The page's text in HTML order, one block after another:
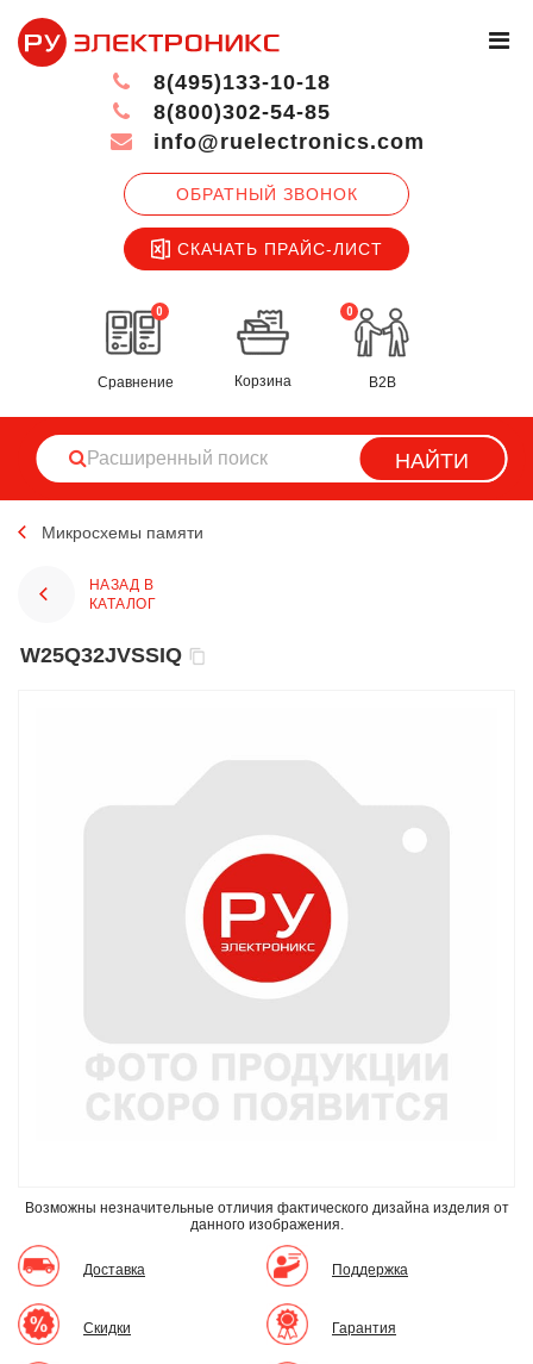
ОБРАТНЫЙ ЗВОНОК
СКАЧАТЬ ПРАЙС-ЛИСТ
8(495)133-10-18
8(800)302-54-85
info@ruelectronics.com
0
Сравнение
0
Корзина B2B
НАЙТИ
Микросхемы памяти
НАЗАД В
КАТАЛОГ
W25Q32JVSSIQ
Возможны незначительные отличия фактического дизайна изделия от
данного изображения.
Доставка
Скидки
Поддержка
Гарантия